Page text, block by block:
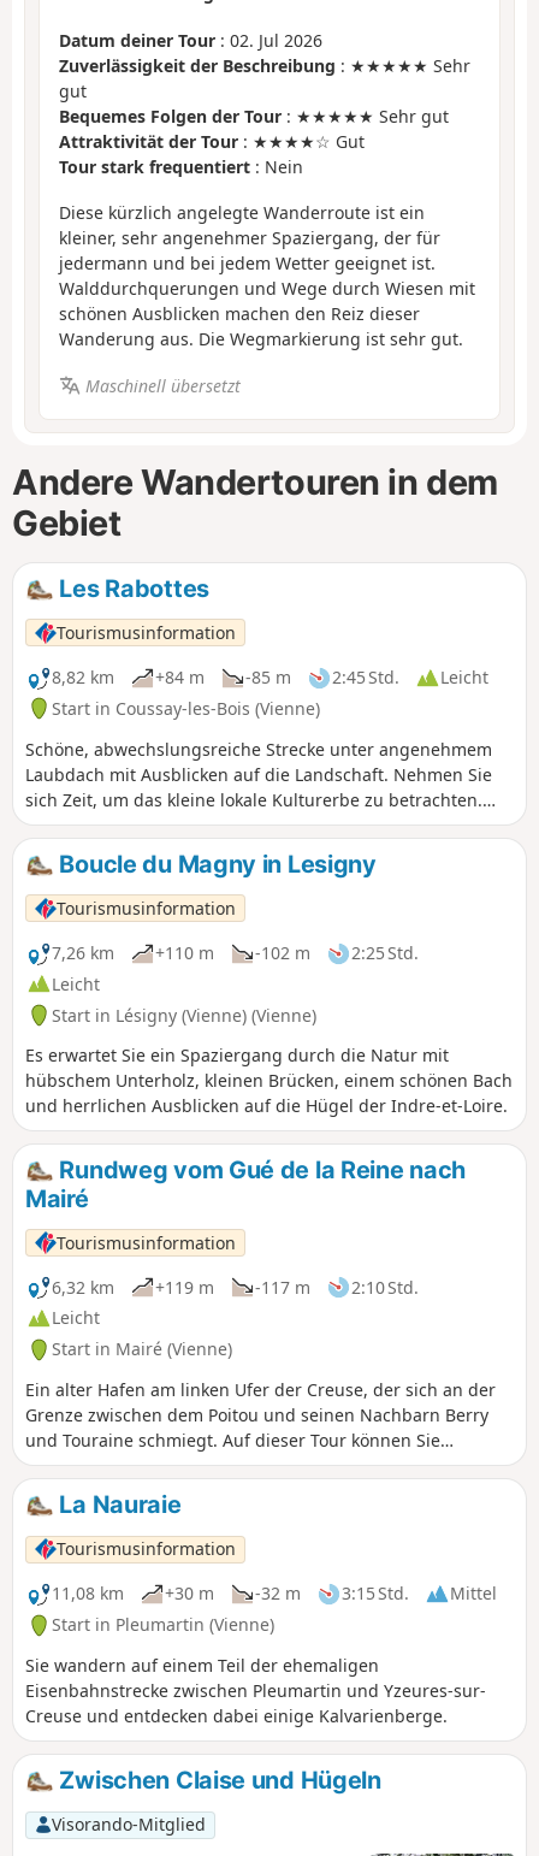
Datum deiner Tour : 02. Jul 2026
Zuverlässigkeit der Beschreibung : ★★★★★ Sehr
gut
Bequemes Folgen der Tour : ★★★★★ Sehr gut
Attraktivität der Tour : ★★★★☆ Gut
Tour stark frequentiert : Nein
Diese kürzlich angelegte Wanderroute ist ein
kleiner, sehr angenehmer Spaziergang, der für
jedermann und bei jedem Wetter geeignet ist.
Walddurchquerungen und Wege durch Wiesen mit
schönen Ausblicken machen den Reiz dieser
Wanderung aus. Die Wegmarkierung ist sehr gut.
Maschinell übersetzt
Andere Wandertouren in dem
Gebiet
Les Rabottes
Tourismusinformation
8,82 km
+84 m -85 m 2:45 Std.
Leicht
Start in Coussay-les-Bois (Vienne)
Schöne, abwechslungsreiche Strecke unter angenehmem
Laubdach mit Ausblicken auf die Landschaft. Nehmen Sie
sich Zeit, um das kleine lokale Kulturerbe zu betrachten.
Coussay-les-Bois hat die Besonderheit, zwei nur wenige
Meter voneinander entfernte Kirchen zu besitzen, von
denen eine einen gedrehten Glockenturm hat.
Boucle du Magny in Lesigny
Tourismusinformation
7,26 km
+110 m -102 m
2:25 Std.
Leicht
Start in Lésigny (Vienne) (Vienne)
Es erwartet Sie ein Spaziergang durch die Natur mit
hübschem Unterholz, kleinen Brücken, einem schönen Bach
und herrlichen Ausblicken auf die Hügel der Indre-et-Loire.
Rundweg vom Gué de la Reine nach
Mairé
Tourismusinformation
6,32 km
+119 m -117 m
2:10 Std.
Leicht
Start in Mairé (Vienne)
Ein alter Hafen am linken Ufer der Creuse, der sich an der
Grenze zwischen dem Poitou und seinen Nachbarn Berry
und Touraine schmiegt. Auf dieser Tour können Sie
Weinberghütten entdecken, wunderschöne Ausblicke auf
das Tal der Creuse genießen und den herrlichen Bach Gué
de la Reine überqueren.
La Nauraie
Tourismusinformation
11,08 km
+30 m -32 m 3:15 Std.
Mittel
Start in Pleumartin (Vienne)
Sie wandern auf einem Teil der ehemaligen
Eisenbahnstrecke zwischen Pleumartin und Yzeures-sur-
Creuse und entdecken dabei einige Kalvarienberge.
Zwischen Claise und Hügeln
Visorando-Mitglied